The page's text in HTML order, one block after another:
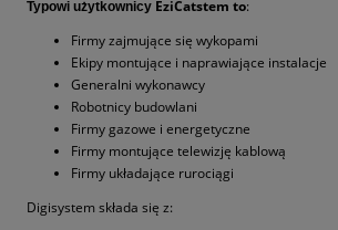
Typowi użytkownicy EziCatstem to:
Firmy zajmujące się wykopami
Ekipy montujące i naprawiające instalacje
Generalni wykonawcy
Robotnicy budowlani
Firmy gazowe i energetyczne
Firmy montujące telewizję kablową
Firmy układające rurociągi
Digisystem składa się z: